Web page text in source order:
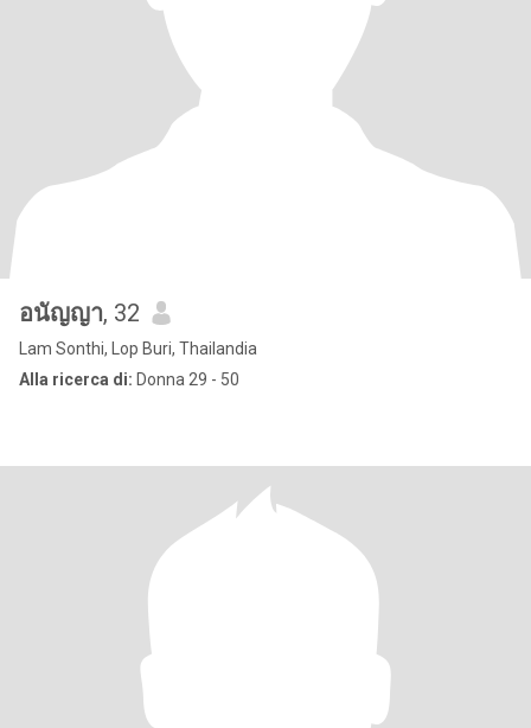
อนัญญา, 32
Lam Sonthi, Lop Buri, Thailandia
Alla ricerca di: Donna 29 - 50